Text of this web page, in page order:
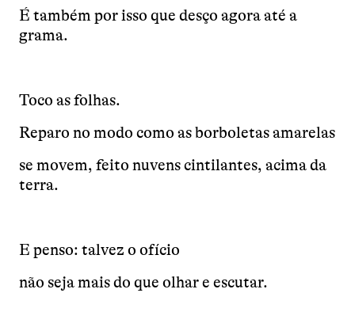
É também por isso que desço agora até a
grama.
Toco as folhas.
Reparo no modo como as borboletas amarelas
se movem, feito nuvens cintilantes, acima da
terra.
E penso: talvez o ofício
não seja mais do que olhar e escutar.